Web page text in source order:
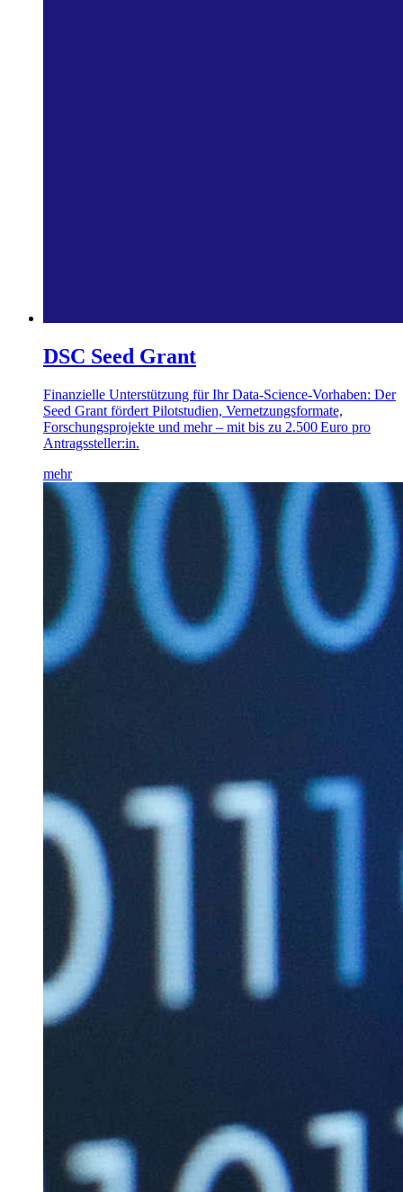
DSC Seed Grant
Finanzielle Unterstützung für Ihr Data-Science-Vorhaben: Der
Seed Grant fördert Pilotstudien, Vernetzungsformate,
Forschungsprojekte und mehr – mit bis zu 2.500 Euro pro
Antragssteller:in.
mehr